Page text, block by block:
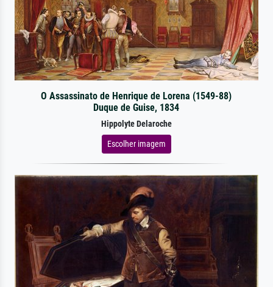
O Assassinato de Henrique de Lorena (1549-88)
Duque de Guise, 1834
Hippolyte Delaroche
Escolher imagem